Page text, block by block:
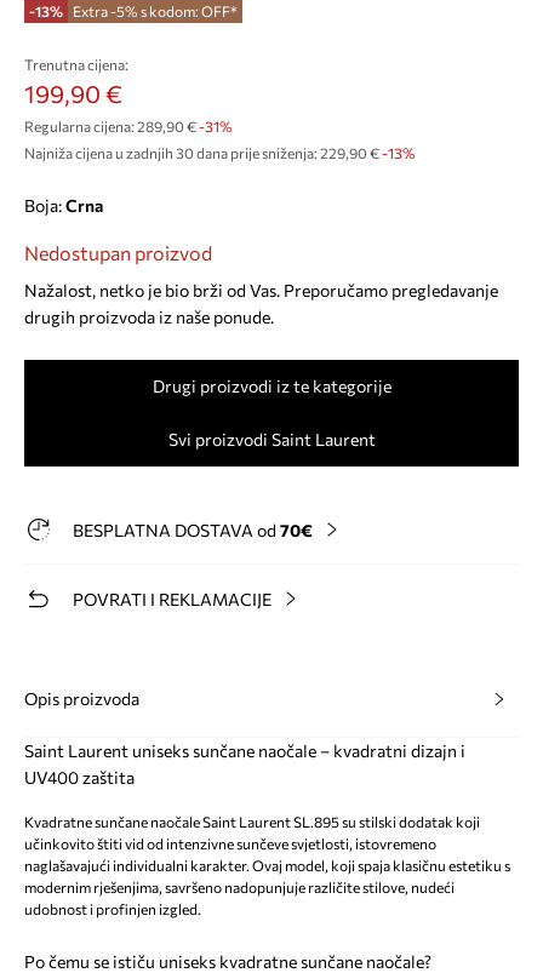
-13% Extra -5% s kodom: OFF*
Trenutna cijena:
199,90 €
Regularna cijena: 289,90 €-31%
Najniža cijena u zadnjih 30 dana prije sniženja: 229,90 € -13%
Boja: crna
Nedostupan proizvod
Nažalost, netko je bio brži od Vas. Preporučamo pregledavanje
drugih proizvoda iz naše ponude.
Drugi proizvodi iz te kategorije
Svi proizvodi Saint Laurent
BESPLATNA DOSTAVA od 70€
POVRATI I REKLAMACIJE
Opis proizvoda
Saint Laurent uniseks sunčane naočale – kvadratni dizajn i
UV400 zaštita
Kvadratne sunčane naočale Saint Laurent SL.895 su stilski dodatak koji
učinkovito štiti vid od intenzivne sunčeve svjetlosti, istovremeno
naglašavajući individualni karakter. Ovaj model, koji spaja klasičnu estetiku s
modernim rješenjima, savršeno nadopunjuje različite stilove, nudeći
udobnost i profinjen izgled.
Po čemu se ističu uniseks kvadratne sunčane naočale?